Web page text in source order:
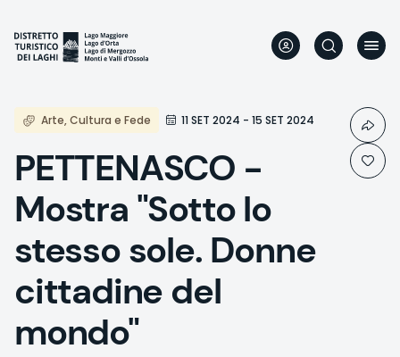
Inhalt
Arte, Cultura e Fede 11 SET 2024 - 15 SET 2024
PETTENASCO -
Mostra "Sotto lo
stesso sole. Donne
cittadine del
mondo"